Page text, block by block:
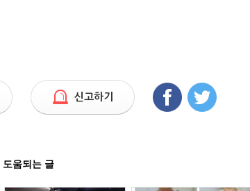
신고하기
도움되는 글